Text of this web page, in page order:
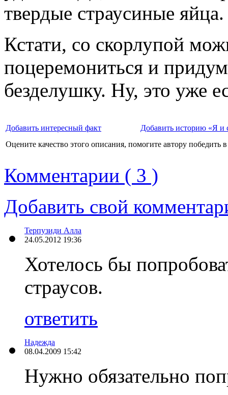
твердые страусиные яйца.
Кстати, со скорлупой
поцеремониться и
безделушку. Ну, это уже
Добавить интересный факт
Добавить историю «Я и
Оцените качество этого описания, помогите автору победить
Комментарии ( 3 )
Добавить свой
Терпузиди Алла
24.05.2012 19:36
Хотелось бы
страусов.
ответить
Надежда
08.04.2009 15:42
Нужно обязательно